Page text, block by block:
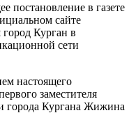
постановление в газете
сайте
Курган в
сети
настоящего
заместителя
города Кургана Жижина